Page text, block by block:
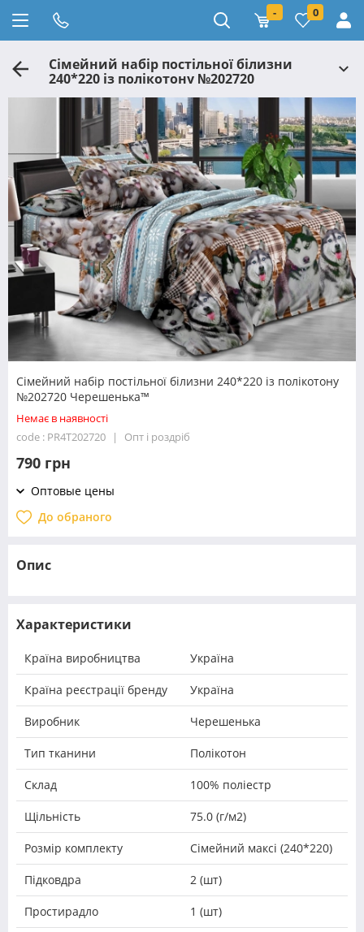
- 0
Сімейний набір постільної білизни
240*220 із полікотону №202720
Черешенька™
Сімейний набір постільної білизни 240*220 із полікотону
№202720 Черешенька™
Немає в наявності
code : PR4T202720
Опт і роздріб
790 грн
Оптовые цены
До обраного
Опис
Характеристики
Країна виробництва Україна
Країна реєстрації бренду Україна
Виробник Черешенька
Тип тканини Полікотон
Склад 100% поліестр
Щільність 75.0 (г/м2)
Розмір комплекту Сімейний максі (240*220)
Підковдра 2 (шт)
Простирадло 1 (шт)